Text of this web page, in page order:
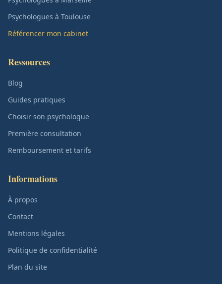
Psychologues à Toulouse
Référencer mon cabinet
Ressources
Blog
Guides pratiques
Choisir son psychologue
Première consultation
Remboursement et tarifs
Informations
À propos
Contact
Mentions légales
Politique de confidentialité
Plan du site